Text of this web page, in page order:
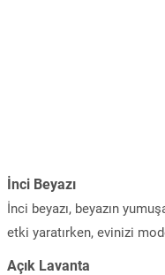
İnci Beyazı
İnci beyazı, beyazın
etki yaratırken, evinizi
Açık Lavanta